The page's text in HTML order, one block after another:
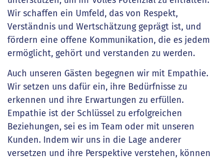
Wir schaffen ein Umfeld, das von Respekt,
Verständnis und Wertschätzung geprägt ist, und
fördern eine offene Kommunikation, die es jedem
ermöglicht, gehört und verstanden zu werden.
Auch unseren Gästen begegnen wir mit Empathie.
Wir setzen uns dafür ein, ihre Bedürfnisse zu
erkennen und ihre Erwartungen zu erfüllen.
Empathie ist der Schlüssel zu erfolgreichen
Beziehungen, sei es im Team oder mit unseren
Kunden. Indem wir uns in die Lage anderer
versetzen und ihre Perspektive verstehen, können